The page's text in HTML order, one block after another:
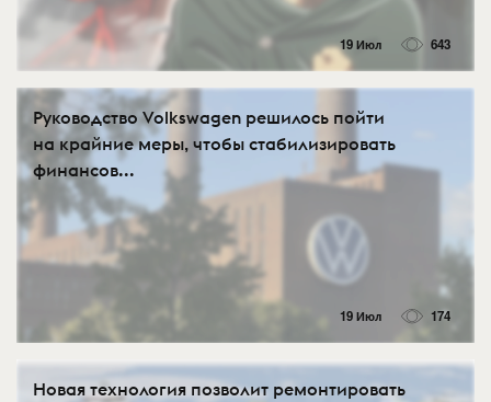
19 Июл 643
Руководство Volkswagen решилось пойти
на крайние меры, чтобы стабилизировать
финансов...
19 Июл 174
Новая технология позволит ремонтировать